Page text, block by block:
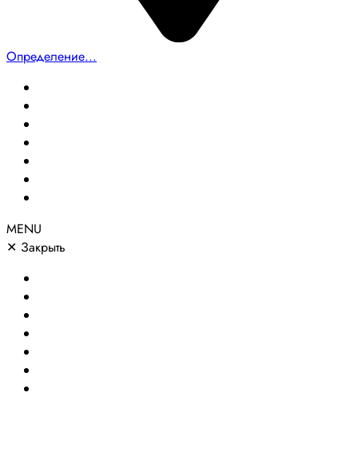
Определение...
MENU
✕ Закрыть